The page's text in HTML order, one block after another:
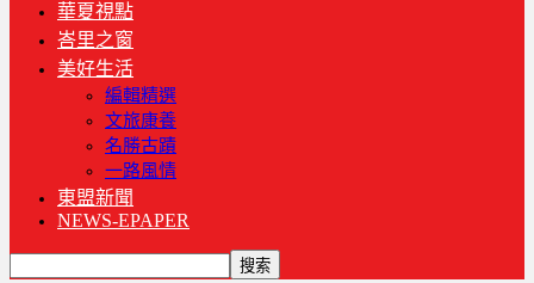
華夏視點
峇里之窗
美好生活
編輯精選
文旅康養
名勝古蹟
一路風情
東盟新聞
NEWS-EPAPER